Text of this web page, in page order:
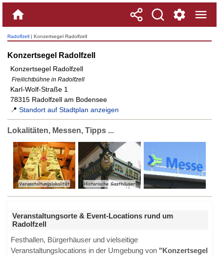
Radolfzell | Konzertsegel Radolfzell
Konzertsegel Radolfzell
Konzertsegel Radolfzell
Freilichtbühne in Radolfzell
Karl-Wolf-Straße 1
78315 Radolfzell am Bodensee
📍 Standort auf Stadtplan anzeigen
Lokalitäten, Messen, Tipps ...
Veranstaltungsorte & Event-Locations rund um
Radolfzell
Festhallen, Bürgerhäuser und vielseitige
Veranstaltungslocations in der Umgebung von "Konzertsegel